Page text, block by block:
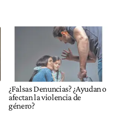
¿Falsas Denuncias? ¿Ayudan o
afectan la violencia de
género?